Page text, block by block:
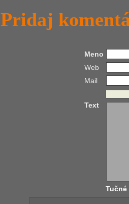
Pridaj
Meno
Web
Mail
Text
Tučné